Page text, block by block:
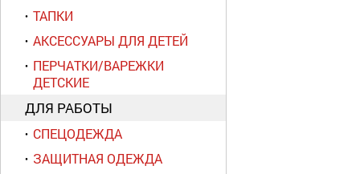
ТАПКИ
АКСЕССУАРЫ ДЛЯ ДЕТЕЙ
ПЕРЧАТКИ/ВАРЕЖКИ
ДЕТСКИЕ
ДЛЯ РАБОТЫ
СПЕЦОДЕЖДА
ЗАЩИТНАЯ ОДЕЖДА